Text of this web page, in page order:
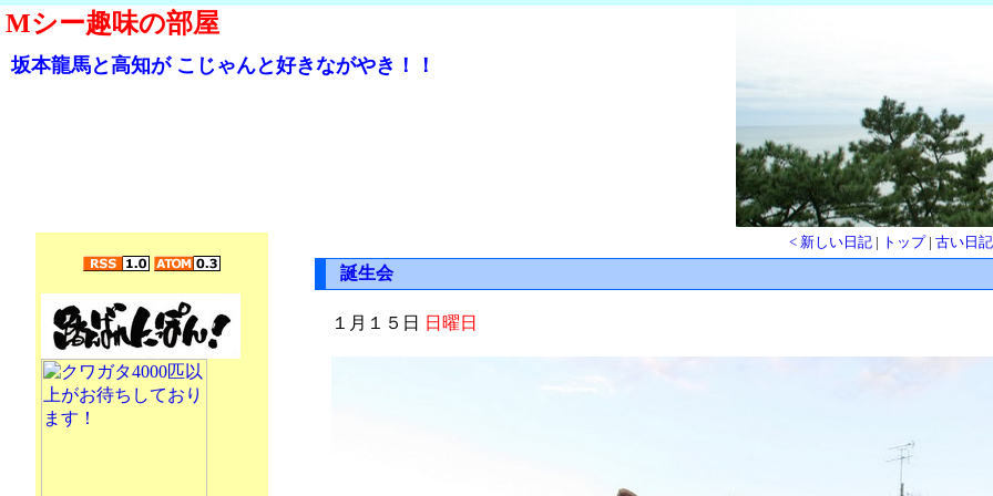
Mシー趣味の部屋
坂本龍馬と高知が こじゃんと好きながやき！！
< 新しい日記 | トップ| 古い日
誕生会
１月１５日 日曜日